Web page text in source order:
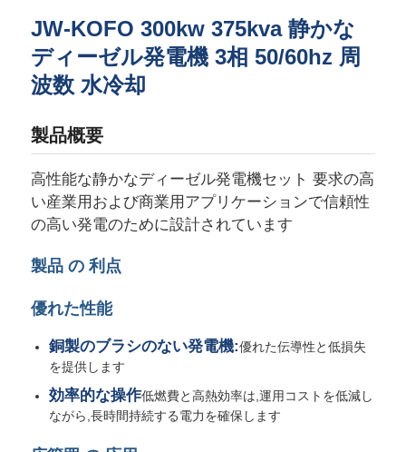
ホーム
私たちについて
工場見学
JW-KOFO 300kw 375kva 静かな
ディーゼル発電機 3相 50/60hz 周
波数 水冷却
製品概要
高性能な静かなディーゼル発電機セット 要求の高
い産業用および商業用アプリケーションで信頼性
の高い発電のために設計されています
製品 の 利点
優れた性能
銅製のブラシのない発電機:優れた伝導性と低損失
を提供します
効率的な操作低燃費と高熱効率は,運用コストを低減し
ながら,長時間持続する電力を確保します